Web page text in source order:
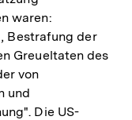
waren:
Bestrafung der
Greueltaten des
von
und
Die US-